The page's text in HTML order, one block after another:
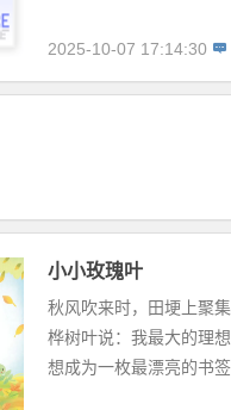
2025-10-07 17:14:30
小小玫瑰叶
秋风吹来时，田埂上聚
桦树叶说：我最大的理
想成为一枚最漂亮的书